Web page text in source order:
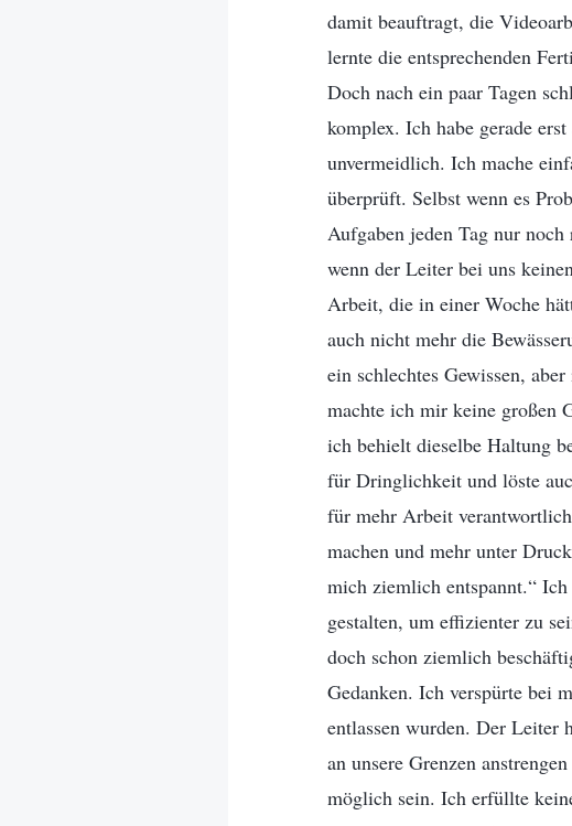
damit beauftragt, die
lernte die entsprechenden
Doch nach ein paar Tagen
komplex. Ich habe gerade
unvermeidlich. Ich mache
überprüft. Selbst wenn es
Aufgaben jeden Tag nur
wenn der Leiter bei uns
Arbeit, die in einer Woche
auch nicht mehr die
ein schlechtes Gewissen,
machte ich mir keine großen
ich behielt dieselbe Haltung
für Dringlichkeit und löste
für mehr Arbeit
machen und mehr unter
mich ziemlich entspannt.“
gestalten, um effizienter zu
doch schon ziemlich
Gedanken. Ich verspürte bei
entlassen wurden. Der Leiter
an unsere Grenzen
möglich sein. Ich erfüllte